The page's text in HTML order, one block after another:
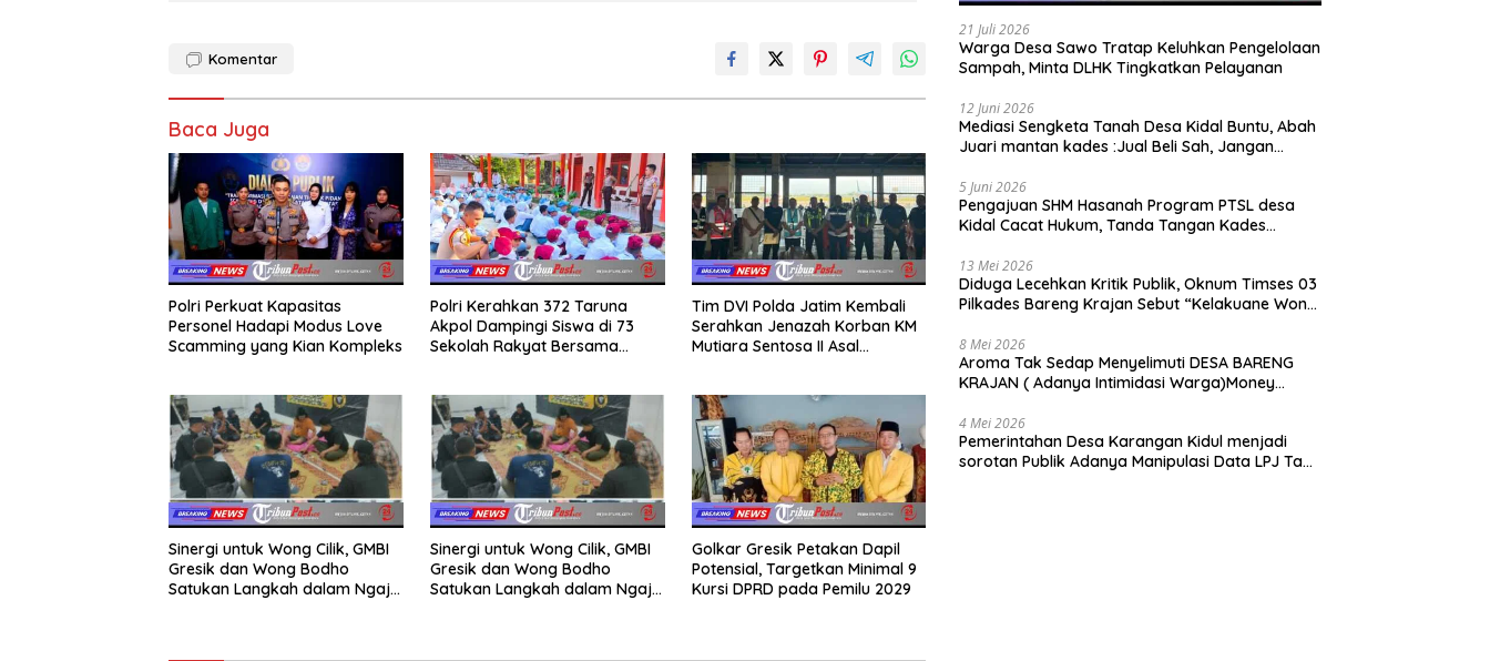
Komentar
Baca Juga
Polri Perkuat Kapasitas
Personel Hadapi Modus Love
Scamming yang Kian Kompleks
Polri Kerahkan 372 Taruna
Akpol Dampingi Siswa di 73
Sekolah Rakyat Bersama
Tim DVI Polda Jatim Kembali
Serahkan Jenazah Korban KM
Mutiara Sentosa II Asal
Sinergi untuk Wong Cilik, GMBI
Gresik dan Wong Bodho
Satukan Langkah dalam Ngaji
Sinergi untuk Wong Cilik, GMBI
Gresik dan Wong Bodho
Satukan Langkah dalam Ngaji
Golkar Gresik Petakan Dapil
Potensial, Targetkan Minimal 9
Kursi DPRD pada Pemilu 2029
21 Juli 2026
Warga Desa Sawo Tratap Keluhkan Pengelolaan
Sampah, Minta DLHK Tingkatkan Pelayanan
12 Juni 2026
Mediasi Sengketa Tanah Desa Kidal Buntu, Abah
Juari mantan kades :Jual Beli Sah, Jangan
Membatalkan Hak Warga.
5 Juni 2026
Pengajuan SHM Hasanah Program PTSL desa
Kidal Cacat Hukum, Tanda Tangan Kades
13 Mei 2026
Diduga Lecehkan Kritik Publik, Oknum Timses 03
Pilkades Bareng Krajan Sebut “Kelakuane Wong
8 Mei 2026
Aroma Tak Sedap Menyelimuti DESA BARENG
KRAJAN ( Adanya Intimidasi Warga)Money
4 Mei 2026
Pemerintahan Desa Karangan Kidul menjadi
sorotan Publik Adanya Manipulasi Data LPJ Ta